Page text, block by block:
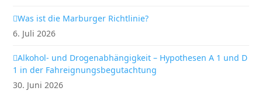
Was ist die Marburger Richtlinie?
6. Juli 2026
Alkohol- und Drogenabhängigkeit – Hypothesen A 1 und D
1 in der Fahreignungsbegutachtung
30. Juni 2026